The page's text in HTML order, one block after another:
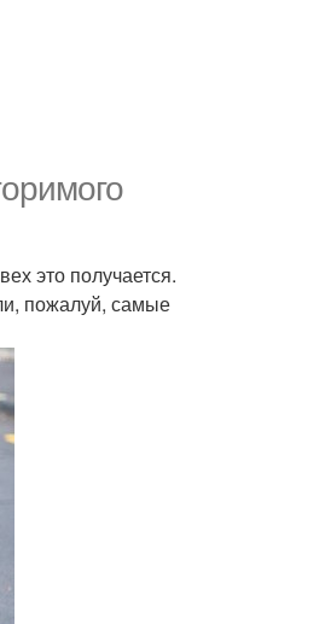
это получается.
пожалуй, самые